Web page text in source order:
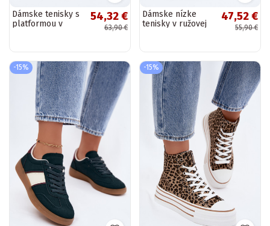
Dámske tenisky s
platformou v
54,32 €
63,90 €
Dámske nízke
tenisky v ružovej
47,52 €
55,90 €
-15% -15%